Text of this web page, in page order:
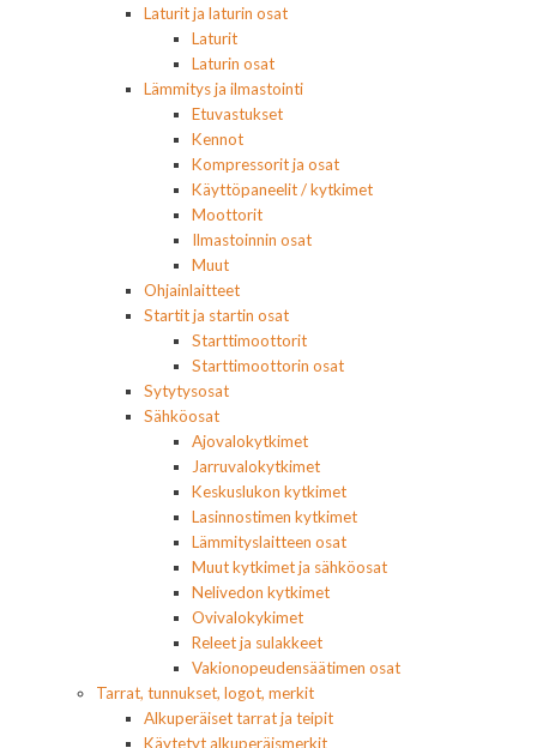
Laturit ja laturin osat
Laturit
Laturin osat
Lämmitys ja ilmastointi
Etuvastukset
Kennot
Kompressorit ja osat
Käyttöpaneelit / kytkimet
Moottorit
Ilmastoinnin osat
Muut
Ohjainlaitteet
Startit ja startin osat
Starttimoottorit
Starttimoottorin osat
Sytytysosat
Sähköosat
Ajovalokytkimet
Jarruvalokytkimet
Keskuslukon kytkimet
Lasinnostimen kytkimet
Lämmityslaitteen osat
Muut kytkimet ja sähköosat
Nelivedon kytkimet
Ovivalokykimet
Releet ja sulakkeet
Vakionopeudensäätimen osat
Tarrat, tunnukset, logot, merkit
Alkuperäiset tarrat ja teipit
Käytetyt alkuperäismerkit